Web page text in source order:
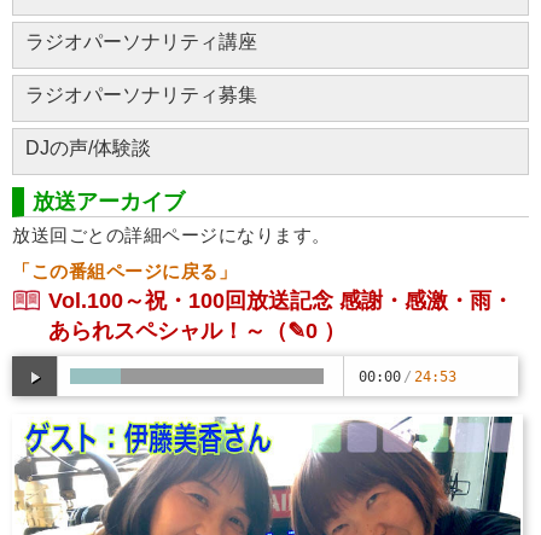
ラジオパーソナリティ講座
ラジオパーソナリティ募集
DJの声/体験談
放送アーカイブ
放送回ごとの詳細ページになります。
「この番組ページに戻る」
Vol.100～祝・100回放送記念 感謝・感激・雨・
あられスペシャル！～
（✎0 ）
00:00 / 24:53